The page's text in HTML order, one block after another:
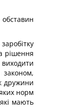
рішення
законом,
дружини
норм
мають